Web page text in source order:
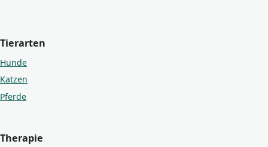
Tierarten
Hunde
Katzen
Pferde
Therapie